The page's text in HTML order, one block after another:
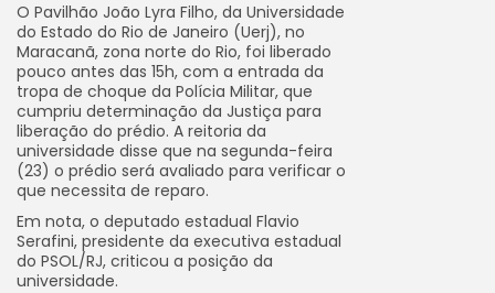
O Pavilhão João Lyra Filho, da Universidade
do Estado do Rio de Janeiro (Uerj), no
Maracanã, zona norte do Rio, foi liberado
pouco antes das 15h, com a entrada da
tropa de choque da Polícia Militar, que
cumpriu determinação da Justiça para
liberação do prédio. A reitoria da
universidade disse que na segunda-feira
(23) o prédio será avaliado para verificar o
que necessita de reparo.
Em nota, o deputado estadual Flavio
Serafini, presidente da executiva estadual
do PSOL/RJ, criticou a posição da
universidade.